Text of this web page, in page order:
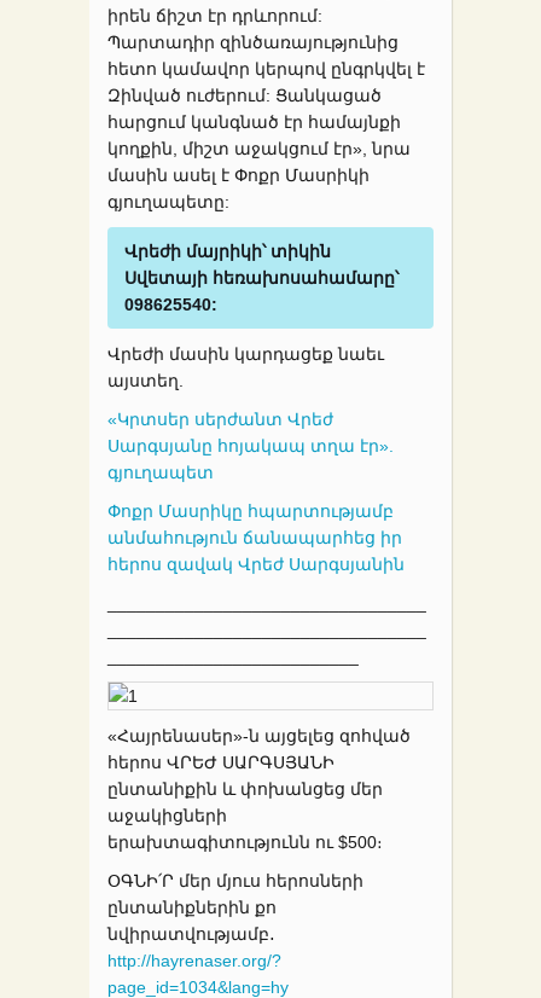
իրեն ճիշտ էր դրևորում:
Պարտադիր զինծառայությունից
հետո կամավոր կերպով ընգրկվել է
Զինված ուժերում: Ցանկացած
հարցում կանգնած էր համայնքի
կողքին, միշտ աջակցում էր», նրա
մասին ասել է Փոքր Մասրիկի
գյուղապետը:
Վրեժի մայրիկի՝ տիկին
Սվետայի հեռախոսահամարը՝
098625540:
Վրեժի մասին կարդացեք նաեւ
այստեղ.
«Կրտսեր սերժանտ Վրեժ
Սարգսյանը հոյակապ տղա էր».
գյուղապետ
Փոքր Մասրիկը հպարտությամբ
անմահություն ճանապարհեց իր
հերոս զավակ Վրեժ Սարգսյանին
«Հայրենասեր»-ն այցելեց զոհված
հերոս ՎՐԵԺ ՍԱՐԳՍՅԱՆԻ
ընտանիքին և փոխանցեց մեր
աջակիցների
երախտագիտությունն ու $500։
ՕԳՆԻ՛Ր մեր մյուս հերոսների
ընտանիքներին քո
նվիրատվությամբ․
http://hayrenaser.org/?
page_id=1034&lang=hy